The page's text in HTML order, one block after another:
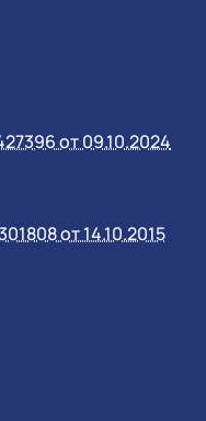
от 09.10.2024
от 14.10.2015